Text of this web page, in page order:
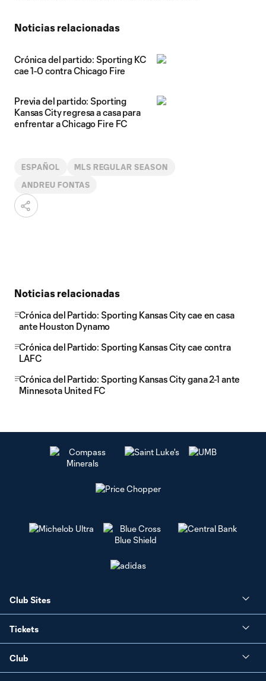
Noticias relacionadas
Crónica del partido: Sporting KC
cae 1-0 contra Chicago Fire
Previa del partido: Sporting
Kansas City regresa a casa para
enfrentar a Chicago Fire FC
ESPAÑOL MLS REGULAR SEASON
ANDREU FONTAS
Noticias relacionadas
Crónica del Partido: Sporting Kansas City cae en casa
ante Houston Dynamo
Crónica del Partido: Sporting Kansas City cae contra
LAFC
Crónica del Partido: Sporting Kansas City gana 2-1 ante
Minnesota United FC
Club Sites
Tickets
Club